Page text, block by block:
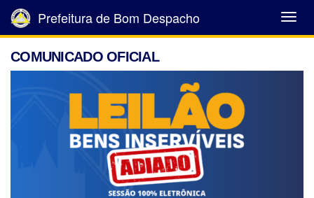
Abrir
Menu
Prefeitura de Bom Despacho
COMUNICADO OFICIAL